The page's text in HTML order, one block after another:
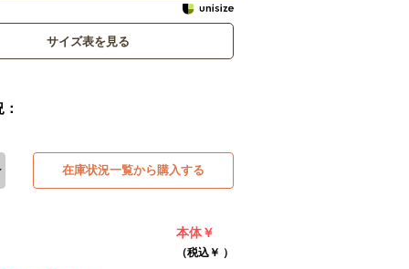
サイズ表を見る
在庫状況一覧から購入する
本体￥
（税込￥ ）